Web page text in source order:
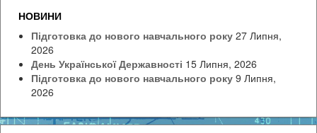
НОВИНИ
Підготовка до нового навчального року 27 Липня,
2026
День Української Державності 15 Липня, 2026
Підготовка до нового навчального року 9 Липня,
2026